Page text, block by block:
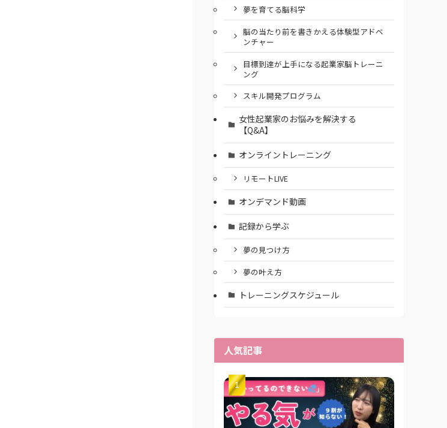
夢を育てる脳科学
脳の当たり前を書きかえる体験型アドベ
ンチャー
⽬標到達が上⼿になる起業家脳トレーニ
ング
スキル開発プログラム
女性起業家のお悩みを解決する
【Q&A】
オンライントレーニング
リモートLIVE
オンデマンド動画
記録から学ぶ
夢の見つけ方
夢の叶え方
トレーニングスケジュール
人気記事